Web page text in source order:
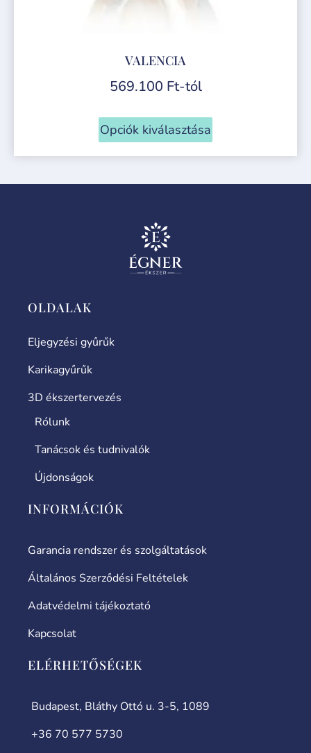
VALENCIA
569.100 Ft-tól
Opciók kiválasztása
OLDALAK
Eljegyzési gyűrűk
Karikagyűrűk
3D ékszertervezés
Rólunk
Tanácsok és tudnivalók
Újdonságok
INFORMÁCIÓK
Garancia rendszer és szolgáltatások
Általános Szerződési Feltételek
Adatvédelmi tájékoztató
Kapcsolat
ELÉRHETŐSÉGEK
Budapest, Bláthy Ottó u. 3-5, 1089
+36 70 577 5730